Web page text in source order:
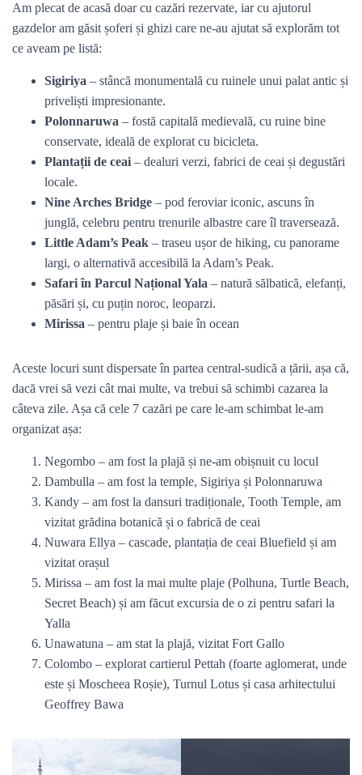
Am plecat de acasă doar cu cazări rezervate, iar cu ajutorul
gazdelor am găsit șoferi și ghizi care ne-au ajutat să explorăm tot
ce aveam pe listă:
Sigiriya – stâncă monumentală cu ruinele unui palat antic și
priveliști impresionante.
Polonnaruwa – fostă capitală medievală, cu ruine bine
conservate, ideală de explorat cu bicicleta.
Plantații de ceai – dealuri verzi, fabrici de ceai și degustări
locale.
Nine Arches Bridge – pod feroviar iconic, ascuns în
junglă, celebru pentru trenurile albastre care îl traversează.
Little Adam’s Peak – traseu ușor de hiking, cu panorame
largi, o alternativă accesibilă la Adam’s Peak.
Safari în Parcul Național Yala – natură sălbatică, elefanți,
păsări și, cu puțin noroc, leoparzi.
Mirissa – pentru plaje și baie în ocean
Aceste locuri sunt dispersate în partea central-sudică a țării, așa că,
dacă vrei să vezi cât mai multe, va trebui să schimbi cazarea la
câteva zile. Așa că cele 7 cazări pe care le-am schimbat le-am
organizat așa:
Negombo – am fost la plajă și ne-am obișnuit cu locul
Dambulla – am fost la temple, Sigiriya și Polonnaruwa
Kandy – am fost la dansuri tradiționale, Tooth Temple, am
vizitat grădina botanică și o fabrică de ceai
Nuwara Ellya – cascade, plantația de ceai Bluefield și am
vizitat orașul
Mirissa – am fost la mai multe plaje (Polhuna, Turtle Beach,
Secret Beach) și am făcut excursia de o zi pentru safari la
Yalla
Unawatuna – am stat la plajă, vizitat Fort Gallo
Colombo – explorat cartierul Pettah (foarte aglomerat, unde
este și Moscheea Roșie), Turnul Lotus și casa arhitectului
Geoffrey Bawa